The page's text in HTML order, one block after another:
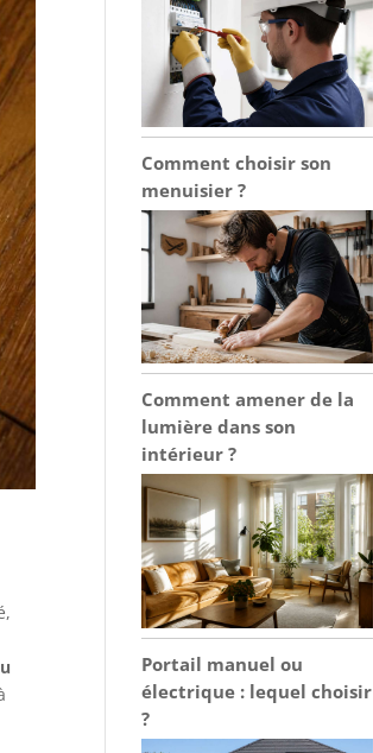
Comment choisir son
menuisier ?
Comment amener de la
lumière dans son
intérieur ?
Portail manuel ou
électrique : lequel choisir
?